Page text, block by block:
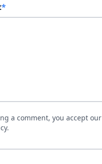
*
a comment, you accept our